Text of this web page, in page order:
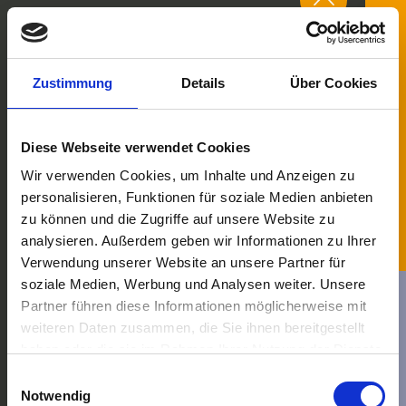
Zustimmung Details Über Cookies
Diese Webseite verwendet Cookies
Wir verwenden Cookies, um Inhalte und Anzeigen zu
personalisieren, Funktionen für soziale Medien anbieten
zu können und die Zugriffe auf unsere Website zu
analysieren. Außerdem geben wir Informationen zu Ihrer
Verwendung unserer Website an unsere Partner für
soziale Medien, Werbung und Analysen weiter. Unsere
Partner führen diese Informationen möglicherweise mit
weiteren Daten zusammen, die Sie ihnen bereitgestellt
Notwendig
Zum
Inhalt
springen
ADRESSE
S & P Bauhandwerk GmbH
Kirchengraben 6/8
KONTAKT